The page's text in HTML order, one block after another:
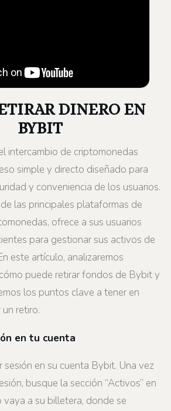
DINERO EN
BYBIT
intercambio de criptomonedas
simple y directo diseñado para
y conveniencia de los usuarios.
las principales plataformas de
ofrece a sus usuarios
para gestionar sus activos de
este artículo, analizaremos
puede retirar fondos de Bybit y
los puntos clave a tener en
retiro.
en tu cuenta
sesión en su cuenta Bybit. Una vez
busque la sección “Activos” en
vaya a su billetera, donde se